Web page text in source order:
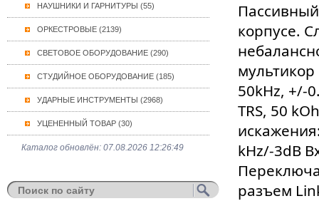
НАУШНИКИ И ГАРНИТУРЫ (55)
ОРКЕСТРОВЫЕ (2139)
СВЕТОВОЕ ОБОРУДОВАНИЕ (290)
СТУДИЙНОЕ ОБОРУДОВАНИЕ (185)
УДАРНЫЕ ИНСТРУМЕНТЫ (2968)
УЦЕНЕННЫЙ ТОВАР (30)
Каталог обновлён: 07.08.2026 12:26:49
корпусе.
50kHz, +/-
TRS, 50
kHz/-3dB
разъем